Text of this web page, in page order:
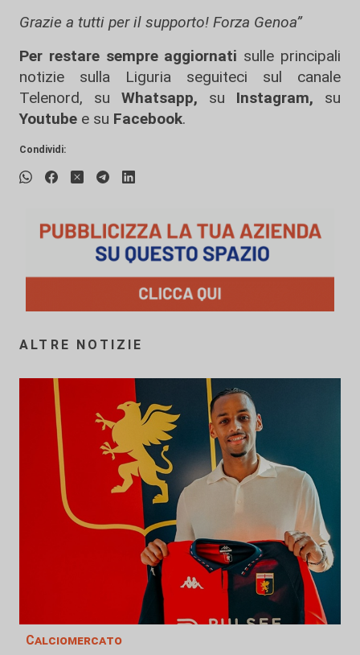
Grazie a tutti per il supporto! Forza Genoa”
Per restare sempre aggiornati sulle principali
notizie sulla Liguria seguiteci sul canale
Telenord, su
Whatsapp, su Instagram, su
Youtube e su Facebook.
Condividi:
ALTRE NOTIZIE
Calciomercato